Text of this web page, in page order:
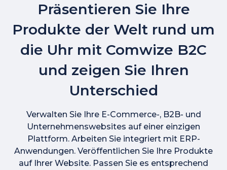
Präsentieren Sie Ihre
Produkte der Welt rund um
die Uhr mit Comwize B2C
und zeigen Sie Ihren
Unterschied
Verwalten Sie Ihre E-Commerce-, B2B- und
Unternehmenswebsites auf einer einzigen
Plattform. Arbeiten Sie integriert mit ERP-
Anwendungen. Veröffentlichen Sie Ihre Produkte
auf Ihrer Website. Passen Sie es entsprechend